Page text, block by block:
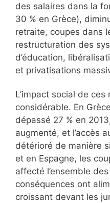
des salaires dans la
30 % en Grèce),
retraite, coupes dans
restructuration des
d’éducation,
et privatisations
L’impact social de ces
considérable. En
dépassé 27 % en
augmenté, et l’accès
détérioré de manière
et en Espagne, les
affecté l’ensemble
conséquences ont
croissant devant les